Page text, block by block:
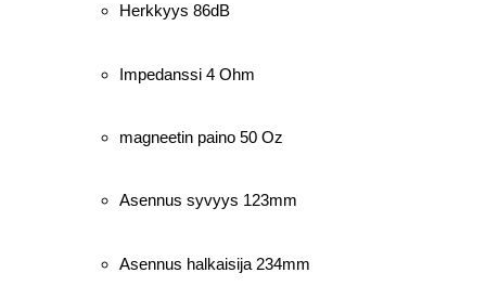
Herkkyys 86dB
Impedanssi 4 Ohm
magneetin paino 50 Oz
Asennus syvyys 123mm
Asennus halkaisija 234mm